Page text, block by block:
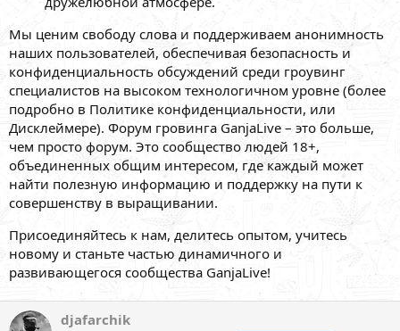
Мы ценим свободу слова и поддерживаем анонимность
наших пользователей, обеспечивая безопасность и
конфиденциальность обсуждений среди гроувинг
специалистов на высоком технологичном уровне (более
подробно в Политике конфиденциальности, или
Дисклеймере). Форум гровинга GanjaLive – это больше,
чем просто форум. Это сообщество людей 18+,
объединенных общим интересом, где каждый может
найти полезную информацию и поддержку на пути к
совершенству в выращивании.
Присоединяйтесь к нам, делитесь опытом, учитесь
новому и станьте частью динамичного и
развивающегося сообщества GanjaLive!
djafarchik